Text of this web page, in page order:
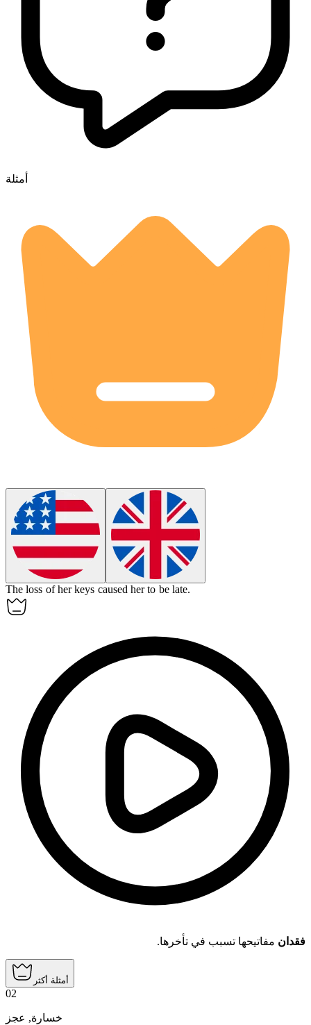
أمثلة
Theloss of her keys caused her to be late.
فقدان مفاتيحها تسبب في تأخرها.
أمثلة أكثر
02
خسارة, عجز